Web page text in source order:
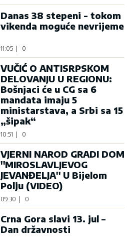
Danas 38 stepeni - tokom
vikenda moguće nevrijeme
11:05 0
VUČIĆ O ANTISRPSKOM
DELOVANJU U REGIONU:
Bošnjaci će u CG sa 6
mandata imaju 5
ministarstava, a Srbi sa 15
„šipak“
10:51 0
VJERNI NAROD GRADI DOM
''MIROSLAVLJEVOG
JEVANĐELJA'' U Bijelom
Polju (VIDEO)
09:30 0
Crna Gora slavi 13. jul –
Dan državnosti